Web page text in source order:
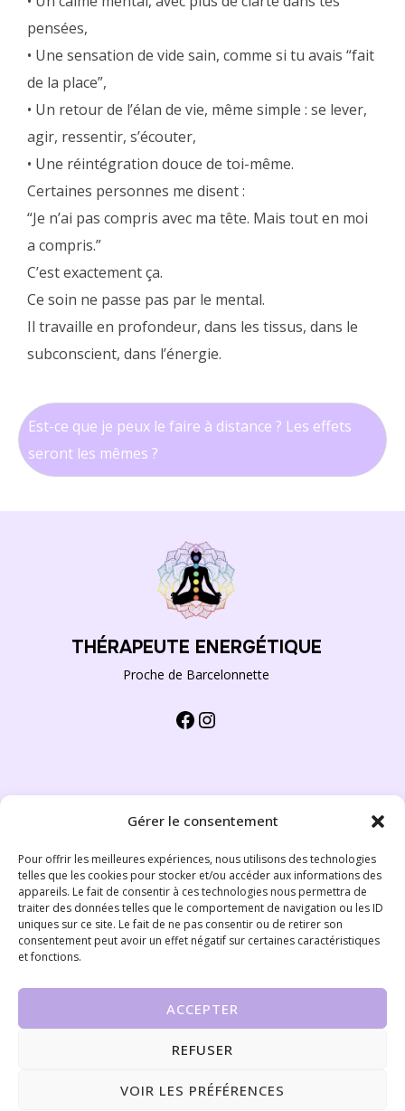
Gérer le consentement
Pour offrir les meilleures expériences, nous utilisons des technologies
telles que les cookies pour stocker et/ou accéder aux informations des
appareils. Le fait de consentir à ces technologies nous permettra de
traiter des données telles que le comportement de navigation ou les ID
uniques sur ce site. Le fait de ne pas consentir ou de retirer son
consentement peut avoir un effet négatif sur certaines caractéristiques
et fonctions.
ACCEPTER
REFUSER
VOIR LES PRÉFÉRENCES
pensées,
• Une sensation de vide sain, comme si tu avais “fait
de la place”,
• Un retour de l’élan de vie, même simple : se lever,
agir, ressentir, s’écouter,
• Une réintégration douce de toi-même.
Certaines personnes me disent :
“Je n’ai pas compris avec ma tête. Mais tout en moi
a compris.”
C’est exactement ça.
Ce soin ne passe pas par le mental.
Il travaille en profondeur, dans les tissus, dans le
subconscient, dans l’énergie.
Est-ce que je peux le faire à distance ? Les effets
seront les mêmes ?
THÉRAPEUTE ENERGÉTIQUE
Proche de Barcelonnette
NOS DISPONIBILITÉS
Rendez-vous
Du lundi au vendredi : 9h00—17h00
Contact
énergétiques à Barcelonnette -Mentions Légales